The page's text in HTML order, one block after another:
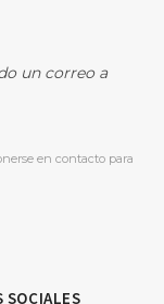
un correo a
en contacto para
SOCIALES